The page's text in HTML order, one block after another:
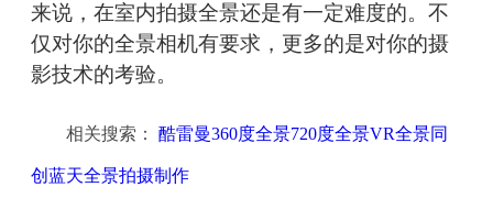
来说，在室内拍摄全景还是有一定难度的。不
仅对你的全景相机有要求，更多的是对你的摄
影技术的考验。
相关搜索： 酷雷曼360度全景720度全景VR全景同
创蓝天全景拍摄制作